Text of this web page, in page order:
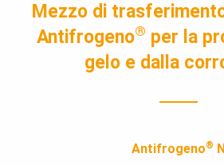
Mezzo di
Antifrogeno® per la
gelo e dalla
Antifrogeno®